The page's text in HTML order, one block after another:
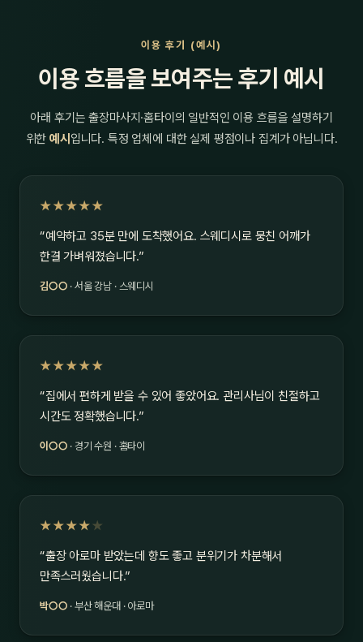
이용 후기 (예시)
이용 흐름을 보여주는 후기 예시
아래 후기는 출장마사지·홈타이의 일반적인 이용 흐름을 설명하기
위한예시 입니다. 특정 업체에 대한 실제 평점이나 집계가 아닙니다.
★★★★★
“예약하고 35분 만에 도착했어요. 스웨디시로 뭉친 어깨가
한결 가벼워졌습니다.”
김○○ · 서울 강남 · 스웨디시
★★★★★
“집에서 편하게 받을 수 있어 좋았어요. 관리사님이 친절하고
시간도 정확했습니다.”
이○○ · 경기 수원 · 홈타이
★★★★ ★
“출장 아로마 받았는데 향도 좋고 분위기가 차분해서
만족스러웠습니다.”
박○○ · 부산 해운대 · 아로마